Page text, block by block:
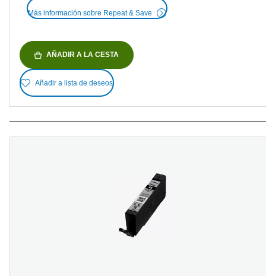
Más información sobre Repeat & Save
AÑADIR A LA CESTA
Añadir a lista de deseos